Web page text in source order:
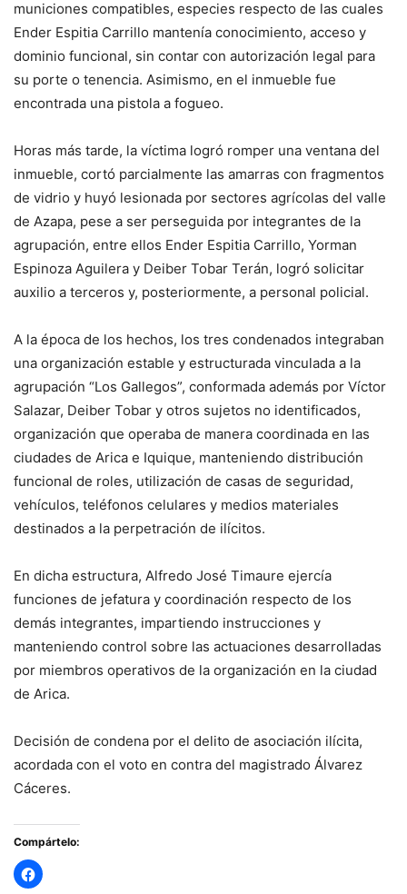
municiones compatibles, especies respecto de las cuales
Ender Espitia Carrillo mantenía conocimiento, acceso y
dominio funcional, sin contar con autorización legal para
su porte o tenencia. Asimismo, en el inmueble fue
encontrada una pistola a fogueo.
Horas más tarde, la víctima logró romper una ventana del
inmueble, cortó parcialmente las amarras con fragmentos
de vidrio y huyó lesionada por sectores agrícolas del valle
de Azapa, pese a ser perseguida por integrantes de la
agrupación, entre ellos Ender Espitia Carrillo, Yorman
Espinoza Aguilera y Deiber Tobar Terán, logró solicitar
auxilio a terceros y, posteriormente, a personal policial.
A la época de los hechos, los tres condenados integraban
una organización estable y estructurada vinculada a la
agrupación “Los Gallegos”, conformada además por Víctor
Salazar, Deiber Tobar y otros sujetos no identificados,
organización que operaba de manera coordinada en las
ciudades de Arica e Iquique, manteniendo distribución
funcional de roles, utilización de casas de seguridad,
vehículos, teléfonos celulares y medios materiales
destinados a la perpetración de ilícitos.
En dicha estructura, Alfredo José Timaure ejercía
funciones de jefatura y coordinación respecto de los
demás integrantes, impartiendo instrucciones y
manteniendo control sobre las actuaciones desarrolladas
por miembros operativos de la organización en la ciudad
de Arica.
Decisión de condena por el delito de asociación ilícita,
acordada con el voto en contra del magistrado Álvarez
Cáceres.
Compártelo: